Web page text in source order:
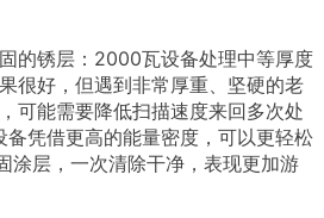
的锈层：2000瓦设备处理中等厚度
很好，但遇到非常厚重、坚硬的老
可能需要降低扫描速度来回多次处
凭借更高的能量密度，可以更轻松
涂层，一次清除干净，表现更加游